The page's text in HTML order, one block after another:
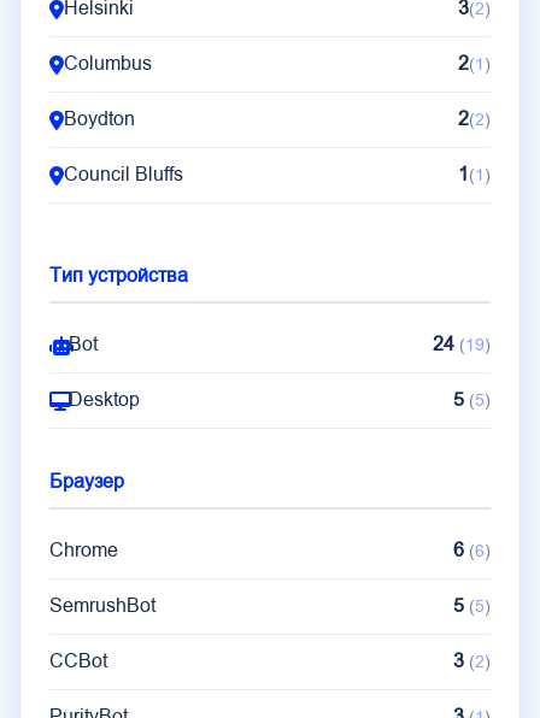
Helsinki 3(2)
Columbus 2(1)
Boydton 2(2)
Council Bluffs 1(1)
Тип устройства
Bot 24 (19)
Desktop 5 (5)
Браузер
Chrome 6 (6)
SemrushBot 5 (5)
CCBot 3 (2)